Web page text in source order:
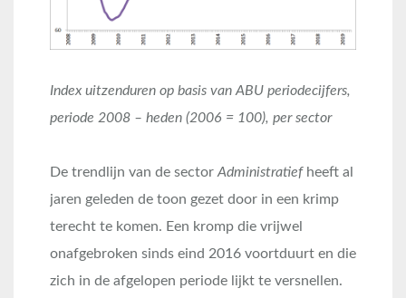
Index uitzenduren op basis van ABU periodecijfers,
periode 2008 – heden (2006 = 100), per sector
De trendlijn van de sector Administratiefheeft al
jaren geleden de toon gezet door in een krimp
terecht te komen. Een kromp die vrijwel
onafgebroken sinds eind 2016 voortduurt en die
zich in de afgelopen periode lijkt te versnellen.